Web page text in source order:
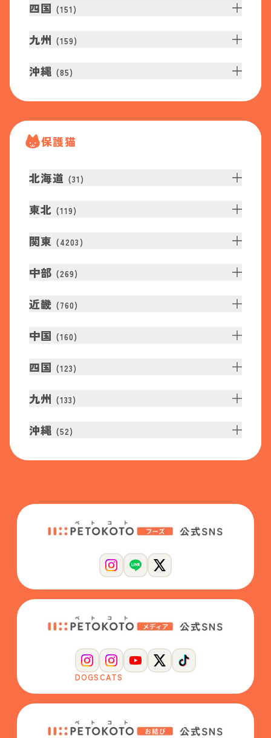
四国 (151 )
九州 (159)
沖縄 (85)
保護猫
北海道 (31 )
東北 (119)
関東 (4203 )
中部 (269)
近畿 (760)
中国 (160)
四国 (123)
九州 (133)
沖縄 (52)
DOGSCATS